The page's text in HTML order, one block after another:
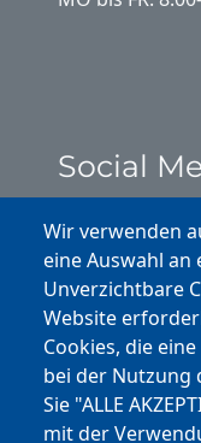
Wir verwenden
eine Auswahl an
Unverzichtbare
Website
Cookies, die
bei der Nutzung
Sie "ALLE
mit der
Social
Youtube
Andere